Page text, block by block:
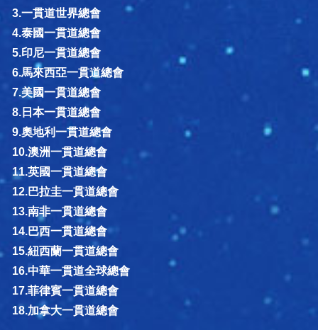
3.一貫道世界總會
4.泰國一貫道總會
5.印尼一貫道總會
6.馬來西亞一貫道總會
7.美國一貫道總會
8.日本一貫道總會
9.奧地利一貫道總會
10.澳洲一貫道總會
11.英國一貫道總會
12.巴拉圭一貫道總會
13.南非一貫道總會
14.巴西一貫道總會
15.紐西蘭一貫道總會
16.中華一貫道全球總會
17.菲律賓一貫道總會
18.加拿大一貫道總會